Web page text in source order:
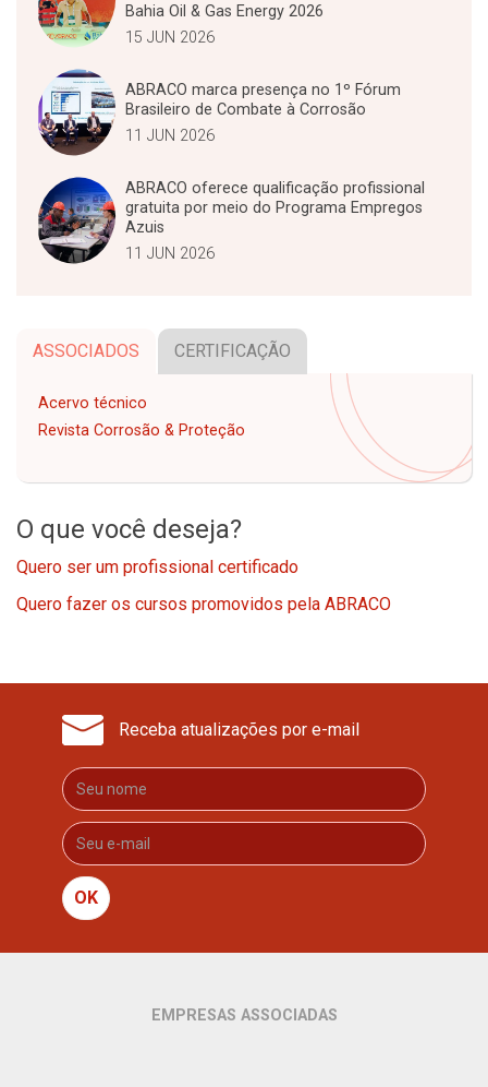
Bahia Oil & Gas Energy 2026
15 JUN 2026
ABRACO marca presença no 1º Fórum
Brasileiro de Combate à Corrosão
11 JUN 2026
ABRACO oferece qualificação profissional
gratuita por meio do Programa Empregos
Azuis
11 JUN 2026
ASSOCIADOS CERTIFICAÇÃO
Acervo técnico
Revista Corrosão & Proteção
O que você deseja?
Quero ser um profissional certificado
Quero fazer os cursos promovidos pela ABRACO
Receba atualizações por e-mail
OK
EMPRESAS ASSOCIADAS